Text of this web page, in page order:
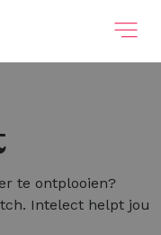
te ontplooien?
Intelect helpt jou